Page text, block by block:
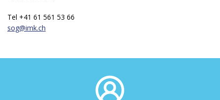
Tel +41 61 561 53 66
sog@imk.ch